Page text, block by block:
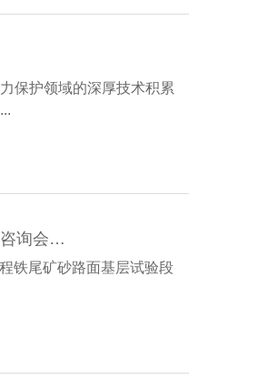
保护领域的深厚技术积累
湖北中桥承担课题研究的鄂州机场高速公路二期工程铁尾矿砂路面基层试验段实施方案专家咨询会在武汉召开
铁尾矿砂路面基层试验段